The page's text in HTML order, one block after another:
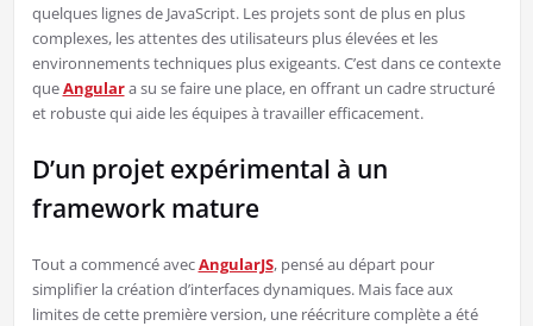
quelques lignes de JavaScript. Les projets sont de plus en plus
complexes, les attentes des utilisateurs plus élevées et les
environnements techniques plus exigeants. C’est dans ce contexte
queAngulara su se faire une place, en offrant un cadre structuré
et robuste qui aide les équipes à travailler efficacement.
D’un projet expérimental à un
framework mature
Tout a commencé avecAngularJS, pensé au départ pour
simplifier la création d’interfaces dynamiques. Mais face aux
limites de cette première version, une réécriture complète a été